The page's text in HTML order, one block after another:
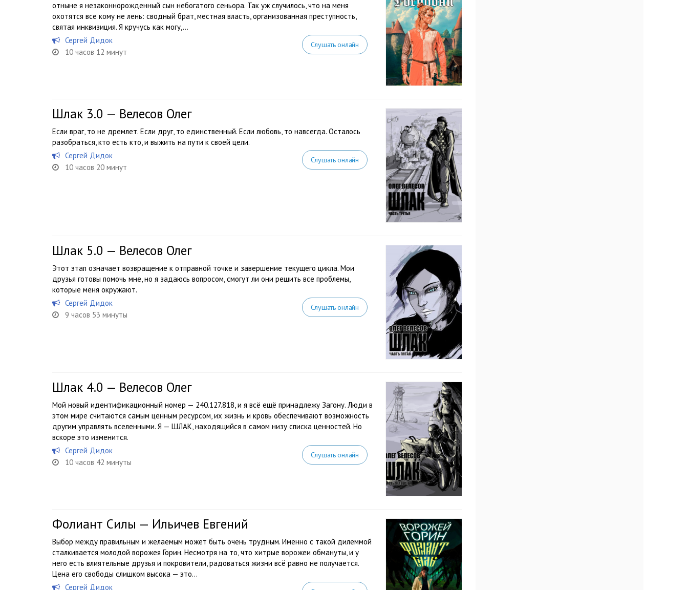
отныне я незаконнорожденный сын небогатого сеньора. Так уж случилось, что на меня
охотятся все кому не лень: сводный брат, местная власть, организованная преступность,
святая инквизиция. Я кручусь как могу,...
Сергей Дидок
10 часов 12 минут
Слушать онлайн
Шлак 3.0 — Велесов Олег
Если враг, то не дремлет. Если друг, то единственный. Если любовь, то навсегда. Осталось
разобраться, кто есть кто, и выжить на пути к своей цели.
Сергей Дидок
10 часов 20 минут
Слушать онлайн
Шлак 5.0 — Велесов Олег
Этот этап означает возвращение к отправной точке и завершение текущего цикла. Мои
друзья готовы помочь мне, но я задаюсь вопросом, смогут ли они решить все проблемы,
которые меня окружают.
Сергей Дидок
9 часов 53 минуты
Слушать онлайн
Шлак 4.0 — Велесов Олег
Мой новый идентификационный номер — 240.127.818, и я всё ещё принадлежу Загону. Люди в
этом мире считаются самым ценным ресурсом, их жизнь и кровь обеспечивают возможность
другим управлять вселенными. Я — ШЛАК, находящийся в самом низу списка ценностей. Но
вскоре это изменится.
Сергей Дидок
10 часов 42 минуты
Слушать онлайн
Фолиант Силы — Ильичев Евгений
Выбор между правильным и желаемым может быть очень трудным. Именно с такой дилеммой
сталкивается молодой ворожея Горин. Несмотря на то, что хитрые ворожеи обмануты, и у
него есть влиятельные друзья и покровители, радоваться жизни всё равно не получается.
Цена его свободы слишком высока — это...
Сергей Дидок